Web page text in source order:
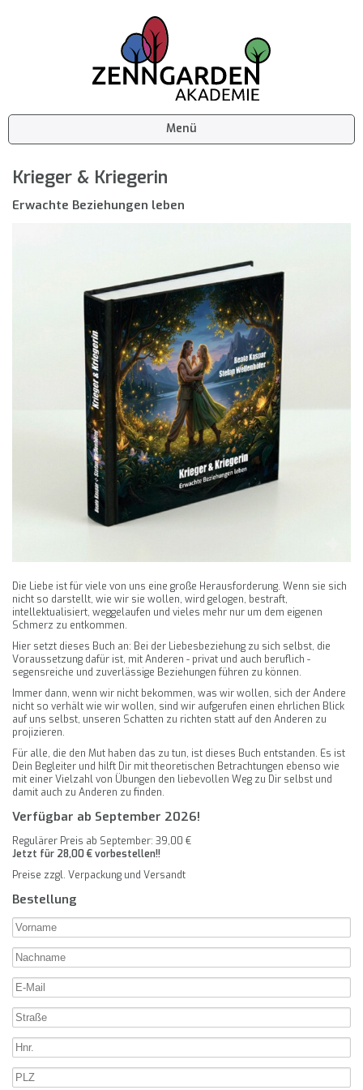
Menü
Krieger & Kriegerin
Erwachte Beziehungen leben
Die Liebe ist für viele von uns eine große Herausforderung. Wenn sie sich
nicht so darstellt, wie wir sie wollen, wird gelogen, bestraft,
intellektualisiert, weggelaufen und vieles mehr nur um dem eigenen
Schmerz zu entkommen.
Hier setzt dieses Buch an: Bei der Liebesbeziehung zu sich selbst, die
Voraussetzung dafür ist, mit Anderen - privat und auch beruflich -
segensreiche und zuverlässige Beziehungen führen zu können.
Immer dann, wenn wir nicht bekommen, was wir wollen, sich der Andere
nicht so verhält wie wir wollen, sind wir aufgerufen einen ehrlichen Blick
auf uns selbst, unseren Schatten zu richten statt auf den Anderen zu
projizieren.
Für alle, die den Mut haben das zu tun, ist dieses Buch entstanden. Es ist
Dein Begleiter und hilft Dir mit theoretischen Betrachtungen ebenso wie
mit einer Vielzahl von Übungen den liebevollen Weg zu Dir selbst und
damit auch zu Anderen zu finden.
Verfügbar ab September 2026!
Regulärer Preis ab September: 39,00 €
Jetzt für 28,00 € vorbestellen!!
Preise zzgl. Verpackung und Versandt
Bestellung